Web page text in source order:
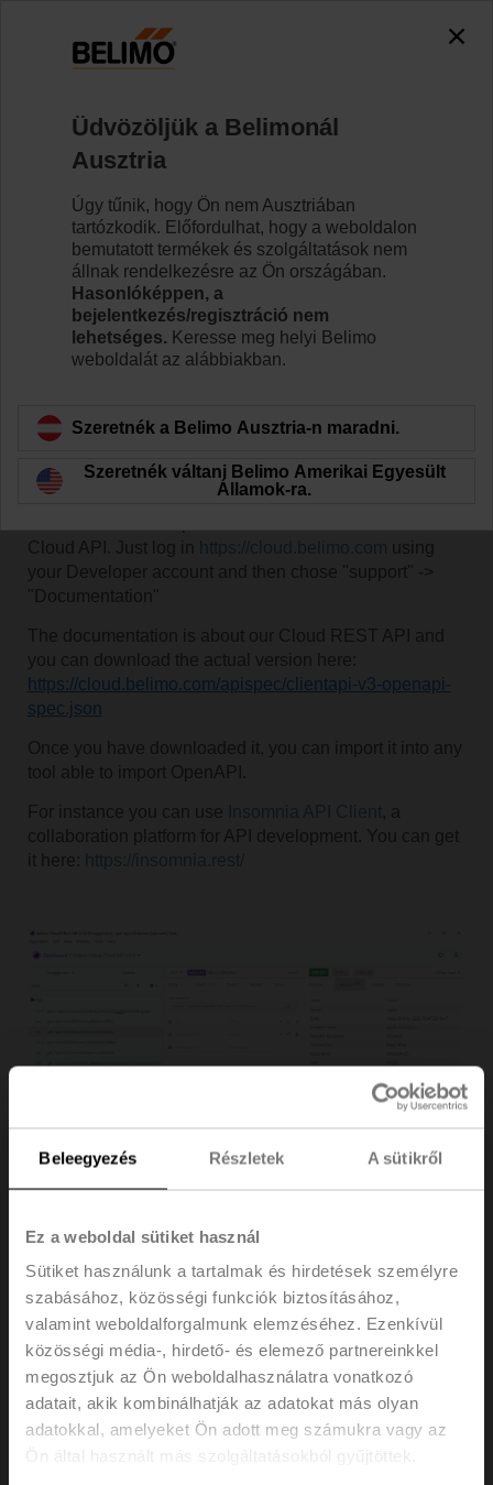
Beleegyezés Részletek A sütikről
Ez a weboldal sütiket használ
Sütiket használunk a tartalmak és hirdetések személyre
szabásához, közösségi funkciók biztosításához,
valamint weboldalforgalmunk elemzéséhez. Ezenkívül
közösségi média-, hirdető- és elemező partnereinkkel
megosztjuk az Ön weboldalhasználatra vonatkozó
adatait, akik kombinálhatják az adatokat más olyan
adatokkal, amelyeket Ön adott meg számukra vagy az
Ön által használt más szolgáltatásokból gyűjtöttek.
Kezdőlap Épület IoT Belimo Digital Ecosystem
Hands on programming
In few simple steps you can connect to the Belimo
Cloud and interact by mean of the Cloud API.
Once you subscribed to theCloud Developer Space
Cloud API. Just log in
using
your Developer account and then chose "support" ->
"Documentation"
The documentation is about our Cloud REST API and
you can download the actual version here:
https://cloud.belimo.com/apispec/clientapi-v3-openapi-
spec.json
Once you have downloaded it, you can import it into any
tool able to import OpenAPI.
For instance you can use
, a
collaboration platform for API development. You can get
it here:
Üdvözöljük a Belimonál
Ausztria
Úgy tűnik, hogy Ön nem Ausztriában
tartózkodik. Előfordulhat, hogy a weboldalon
bemutatott termékek és szolgáltatások nem
állnak rendelkezésre az Ön országában.
Hasonlóképpen, a
bejelentkezés/regisztráció nem
lehetséges. Keresse meg helyi Belimo
weboldalát az alábbiakban.
Szeretnék a Belimo Ausztria-n maradni.
Szeretnék váltani Belimo Amerikai Egyesült
Államok-ra.